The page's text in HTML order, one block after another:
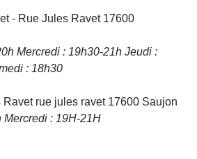
- Rue Jules Ravet 17600
Mercredi : 19h30-21h Jeudi :
: 18h30
rue jules ravet 17600 Saujon
Mercredi : 19H-21H